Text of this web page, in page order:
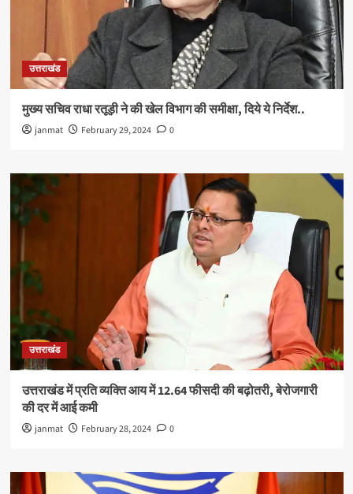
उत्तराखंड
मुख्य सचिव राधा रतूड़ी ने की खेल विभाग की समीक्षा, दिये ये निर्देश..
janmat February 29, 2024 0
उत्तराखंड
उत्तराखंड में प्रति व्यक्ति आय में 12.64 फीसदी की बढ़ोतरी, बेरोजगारी
की दर में आई कमी
janmat February 28, 2024 0